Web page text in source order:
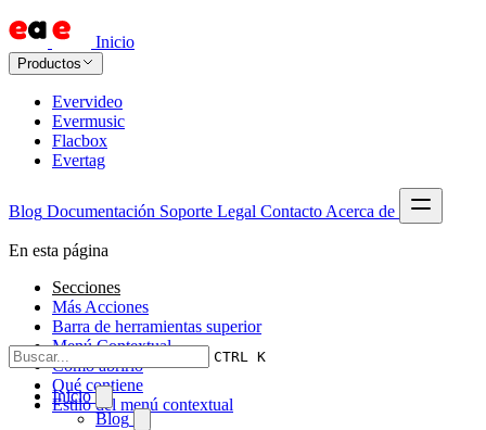
Inicio
Productos
Evervideo
Evermusic
Flacbox
Evertag
Blog Documentación Soporte Legal Contacto Acerca de
CTRL K
Inicio
Blog
En esta página
Secciones
Más Acciones
Barra de herramientas superior
Menú Contextual
Cómo abrirlo
Qué contiene
Estilo del menú contextual